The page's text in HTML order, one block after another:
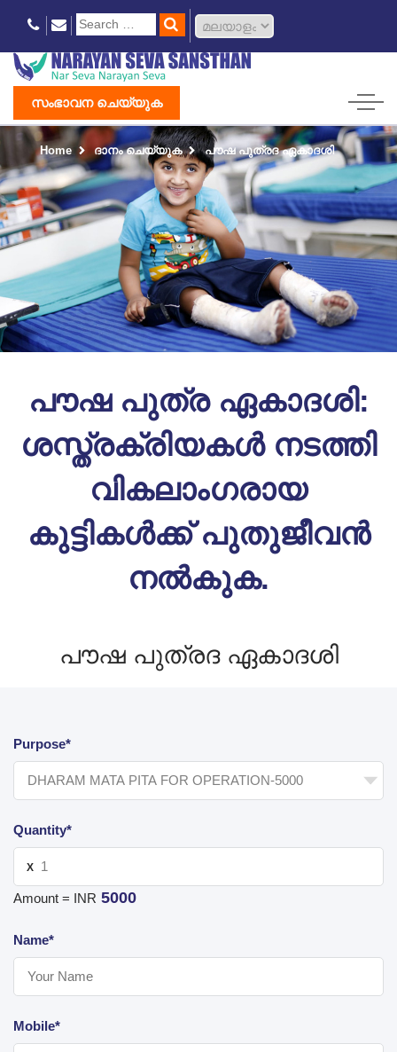
സംഭാവന ചെയ്യുക
Home ദാനം ചെയ്യുക പൗഷ പുത്രദ ഏകാദശി
പൗഷ പുത്ര ഏകാദശി:
ശസ്ത്രക്രിയകൾ നടത്തി
വികലാംഗരായ
കുട്ടികൾക്ക് പുതുജീവൻ
നൽകുക.
പൗഷ പുത്രദ ഏകാദശി
Purpose*
Quantity*
X
Amount = INR 5000
Name*
Mobile*